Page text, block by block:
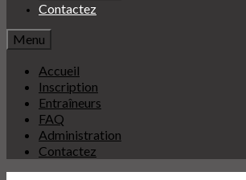
Contactez
Menu
Accueil
Inscription
Entraîneurs
FAQ
Administration
Contactez